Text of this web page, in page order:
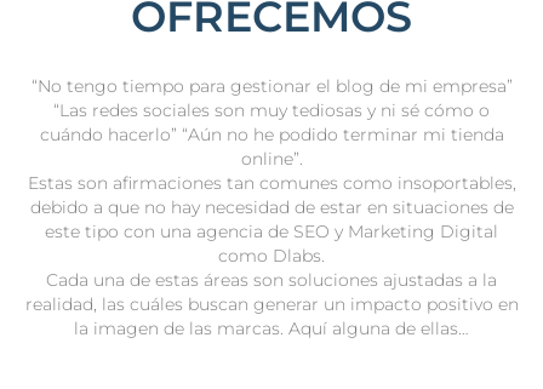
OFRECEMOS
“No tengo tiempo para gestionar el blog de mi empresa”
“Las redes sociales son muy tediosas y ni sé cómo o
cuándo hacerlo” “Aún no he podido terminar mi tienda
online”.
Estas son afirmaciones tan comunes como insoportables,
debido a que no hay necesidad de estar en situaciones de
este tipo con una agencia de SEO y Marketing Digital
como Dlabs.
Cada una de estas áreas son soluciones ajustadas a la
realidad, las cuáles buscan generar un impacto positivo en
la imagen de las marcas. Aquí alguna de ellas…